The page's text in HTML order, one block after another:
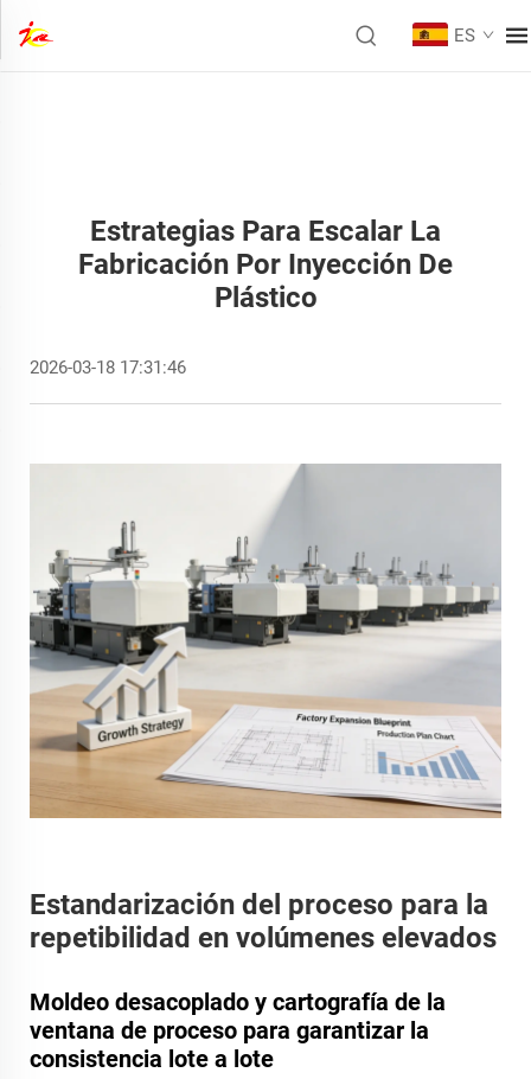
ES
Estrategias Para Escalar La
Fabricación Por Inyección De
Plástico
2026-03-18 17:31:46
Estandarización del proceso para la
repetibilidad en volúmenes elevados
Moldeo desacoplado y cartografía de la
ventana de proceso para garantizar la
consistencia lote a lote